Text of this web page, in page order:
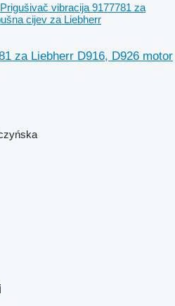
Prigušivač vibracija 9177781 za
cijev za Liebherr
za Liebherr D916, D926 motor